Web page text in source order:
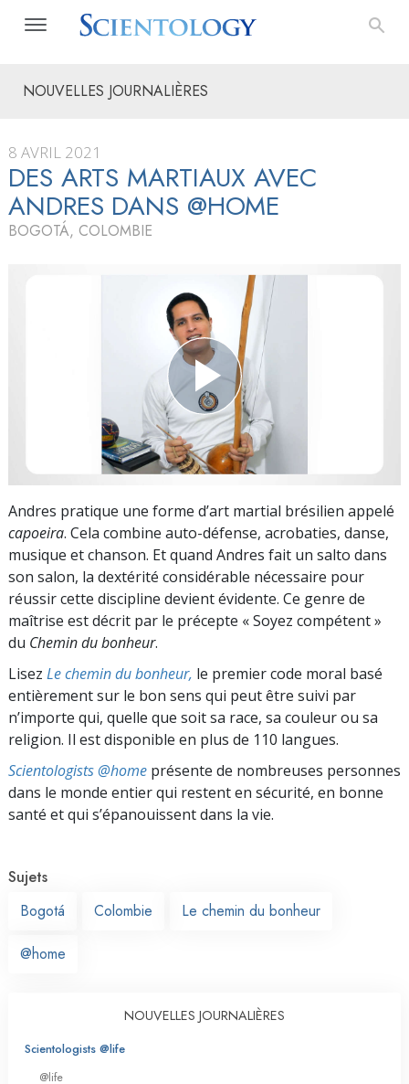
NOUVELLES JOURNALIÈRES
8 AVRIL 2021
DES ARTS MARTIAUX AVEC
ANDRES DANS @HOME
BOGOTÁ, COLOMBIE
Andres pratique une forme d’art martial brésilien appelé
capoeira. Cela combine auto-défense, acrobaties, danse,
musique et chanson. Et quand Andres fait un salto dans
son salon, la dextérité considérable nécessaire pour
réussir cette discipline devient évidente. Ce genre de
maîtrise est décrit par le précepte « Soyez compétent »
du Chemin du bonheur.
Lisez Le chemin du bonheur, le premier code moral basé
entièrement sur le bon sens qui peut être suivi par
n’importe qui, quelle que soit sa race, sa couleur ou sa
religion. Il est disponible en plus de 110 langues.
Scientologists @home présente de nombreuses personnes
dans le monde entier qui restent en sécurité, en bonne
santé et qui s’épanouissent dans la vie.
Sujets
Bogotá
Colombie Le chemin du bonheur
@home
NOUVELLES JOURNALIÈRES
Scientologists @life
@life